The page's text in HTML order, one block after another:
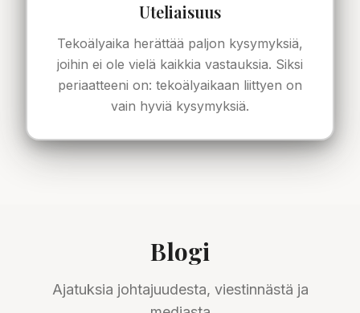
Uteliaisuus
Tekoälyaika herättää paljon kysymyksiä,
joihin ei ole vielä kaikkia vastauksia. Siksi
periaatteeni on: tekoälyaikaan liittyen on
vain hyviä kysymyksiä.
Blogi
Ajatuksia johtajuudesta, viestinnästä ja